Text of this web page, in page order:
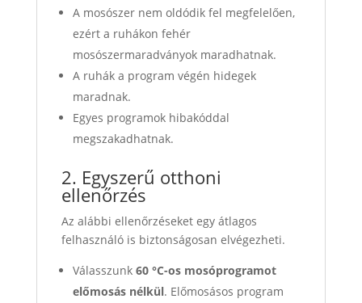
A mosószer nem oldódik fel megfelelően,
ezért a ruhákon fehér
mosószermaradványok maradhatnak.
A ruhák a program végén hidegek
maradnak.
Egyes programok hibakóddal
megszakadhatnak.
2. Egyszerű otthoni
ellenőrzés
Az alábbi ellenőrzéseket egy átlagos
felhasználó is biztonságosan elvégezheti.
Válasszunk 60 °C-os mosóprogramot
előmosás nélkül. Előmosásos program